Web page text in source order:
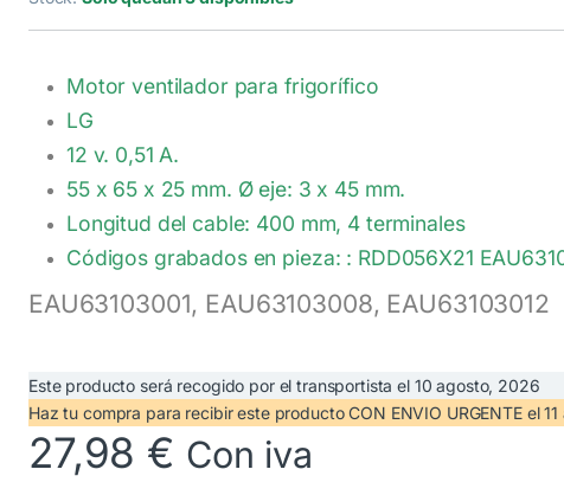
Motor ventilador para frigorífico
LG
12 v. 0,51 A.
55 x 65 x 25 mm. Ø eje: 3 x 45 mm.
Longitud del cable: 400 mm, 4 terminales
Códigos grabados en pieza: : RDD056X21
EAU63103001, EAU63103008, EAU63103012
Este producto será recogido por el transportista el 10 agosto, 2026
Haz tu compra para recibir este producto CON ENVIO URGENTE el
27,98 € Con iva